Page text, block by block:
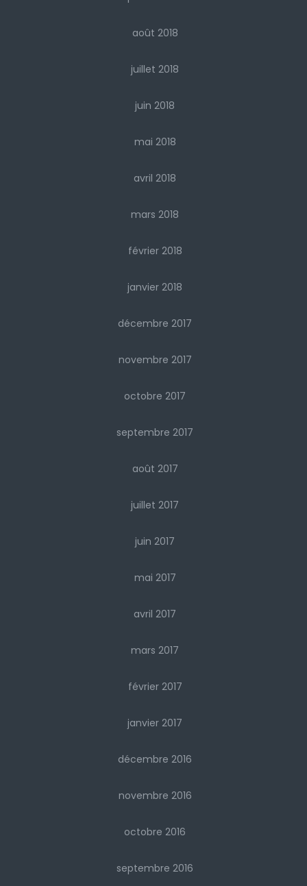
août 2018
juillet 2018
juin 2018
mai 2018
avril 2018
mars 2018
février 2018
janvier 2018
décembre 2017
novembre 2017
octobre 2017
septembre 2017
août 2017
juillet 2017
juin 2017
mai 2017
avril 2017
mars 2017
février 2017
janvier 2017
décembre 2016
novembre 2016
octobre 2016
septembre 2016